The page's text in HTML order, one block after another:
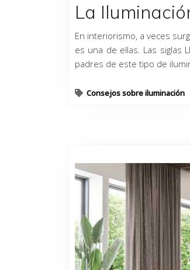
La
En interiorismo, a veces
es una de ellas. Las siglas
padres de este tipo de
Consejos sobre iluminación